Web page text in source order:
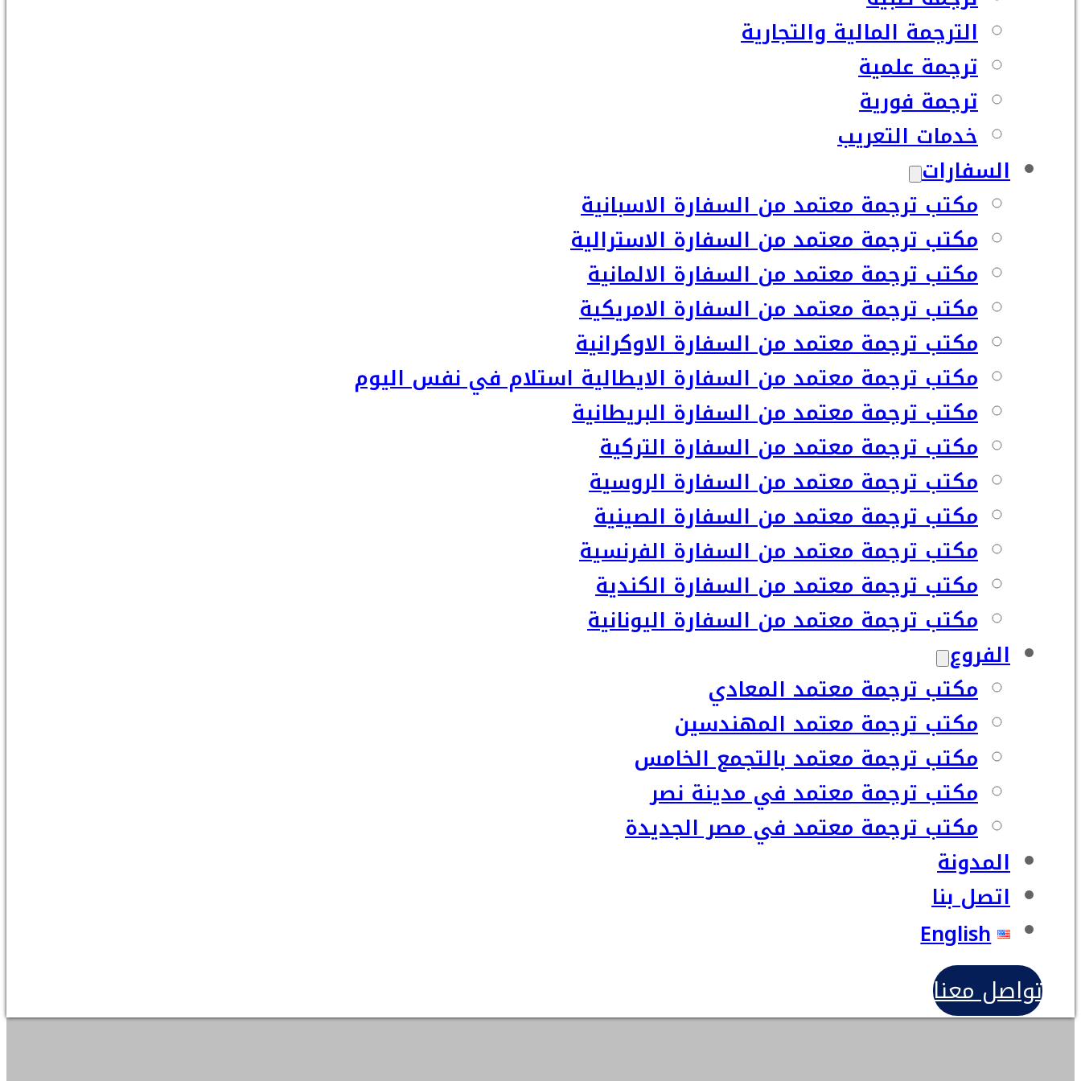
الترجمة المالية والتجارية
ترجمة علمية
ترجمة فورية
خدمات التعريب
السفارات
مكتب ترجمة معتمد من السفارة الاسبانية
مكتب ترجمة معتمد من السفارة الاسترالية
مكتب ترجمة معتمد من السفارة الالمانية
مكتب ترجمة معتمد من السفارة الامريكية
مكتب ترجمة معتمد من السفارة الاوكرانية
مكتب ترجمة معتمد من السفارة الايطالية استلام في نفس اليوم
مكتب ترجمة معتمد من السفارة البريطانية
مكتب ترجمة معتمد من السفارة التركية
مكتب ترجمة معتمد من السفارة الروسية
مكتب ترجمة معتمد من السفارة الصينية
مكتب ترجمة معتمد من السفارة الفرنسية
مكتب ترجمة معتمد من السفارة الكندية
مكتب ترجمة معتمد من السفارة اليونانية
الفروع
مكتب ترجمة معتمد المعادي
مكتب ترجمة معتمد المهندسين
مكتب ترجمة معتمد بالتجمع الخامس
مكتب ترجمة معتمد في مدينة نصر
مكتب ترجمة معتمد في مصر الجديدة
المدونة
اتصل بنا
English
تواصل معنا